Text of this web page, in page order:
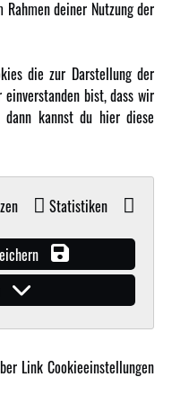
Rechte vorbehalten |Impressum| Der
deiner Nutzung der
die zur Darstellung der
bist, dass wir
dann kannst du hier diese
Statistiken
Link Cookieeinstellungen